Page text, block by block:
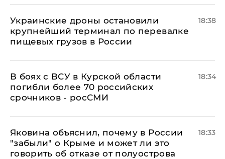
Украинские дроны остановили
крупнейший терминал по перевалке
пищевых грузов в России
18:38
В боях с ВСУ в Курской области
погибли более 70 российских
срочников - росСМИ
18:34
Яковина объяснил, почему в России
"забыли" о Крыме и может ли это
говорить об отказе от полуострова
18:33